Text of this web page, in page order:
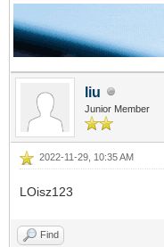
liu
Junior Member
2022-11-29, 10:35 AM
LOisz123
Find